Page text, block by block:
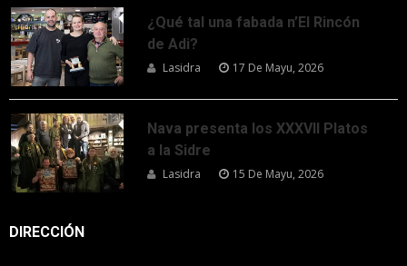
¿Qué tal una fabada n’El Rincón
de Adi?
Lasidra 17 De Mayu, 2026
Nava presenta los XXXVII Platos
a la Sidre
Lasidra 15 De Mayu, 2026
DIRECCIÓN